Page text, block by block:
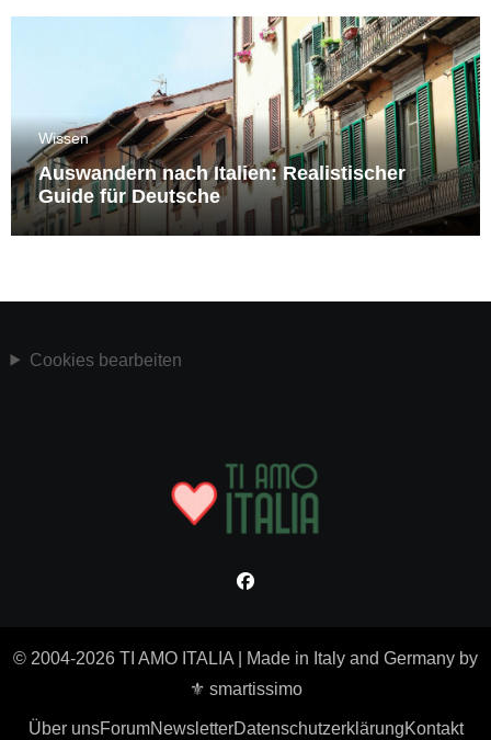
Wissen
Auswandern nach Italien: Realistischer
Guide für Deutsche
Cookies bearbeiten
© 2004-2026 TI AMO ITALIA
Made in Italy and Germany by
⚜ smartissimo
Über unsForumNewsletterDatenschutzerklärungKontakt